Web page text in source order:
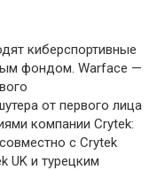
киберспортивные
фондом. Warface —
от первого лица
компании Crytek:
с Crytek
UK и турецким